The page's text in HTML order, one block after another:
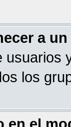
a
usuarios
los